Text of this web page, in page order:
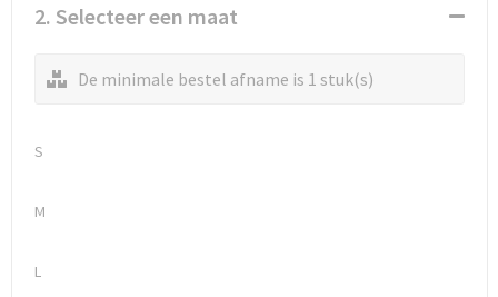
2. Selecteer een maat
De minimale bestel afname is 1 stuk(s)
S
M
L